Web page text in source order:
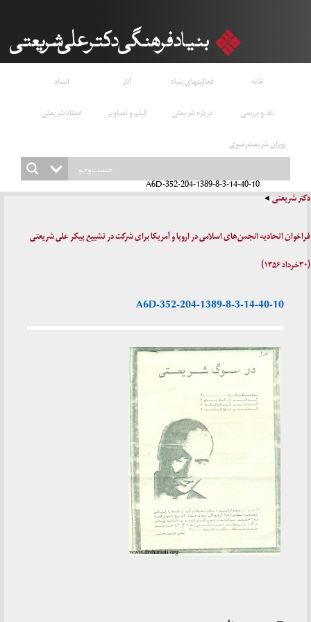
خانه فعالیتهای بنیاد آثار
اسناد
نقد و بررسی
درباره شریعتی فیلم و تصاویر
استاد شریعتی
پوران شریعت‌رضوی
دکتر شریعتی
فراخوان اتحادیه انجمن‌های اسلامی در اروپا و آمریکا برای شرکت در تشییع پیکر علی شریعتی
(۳۰خرداد ۱۳۵۶)
352-204-1389-8-3-14-40-10-A6D
352-204-1389-8-3-14-40-10-A6D